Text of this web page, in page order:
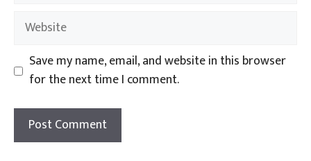
Website
Save my name, email, and website in this browser
for the next time I comment.